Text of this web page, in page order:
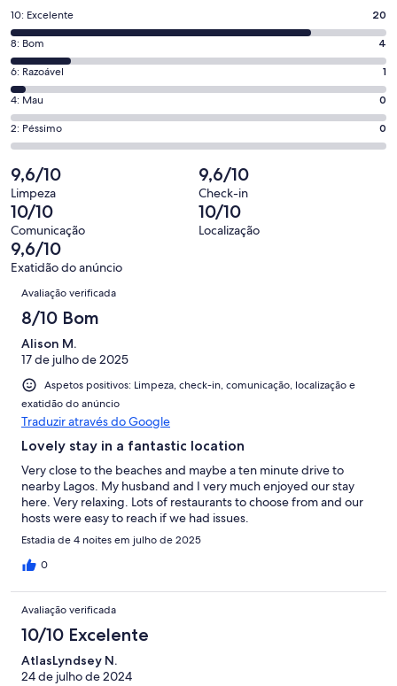
nova
janela
Pontuação
de
10,
o
que
significa
“Excelente”.
20
de
25
avaliações.
10: Excelente 20
Pontuação
de
8,
o
que
significa
4
de
25
avaliações.
8: Bom 4
Pontuação
de
6,
o
que
significa
“Razoável”.
1
de
25
avaliações.
6: Razoável 1
Pontuação
de
4,
que
significa
“Mau”.
0
de
25
avaliações.
4: Mau 0
Pontuação
de
2,
o
que
significa
“Péssimo”.
0
25
avaliações.
2: Péssimo 0
9,6/10
Limpeza
9,6/10
Check-in
10/10
Comunicação
10/10
Localização
9,6/10
Exatidão do anúncio
Avaliações
Avaliação verificada
8/10 Bom
Alison M.
17 de julho de 2025
Aspetos positivos: Limpeza, check-in, comunicação, localização e
exatidão do anúncio
Traduzir através do Google
Lovely stay in a fantastic location
Very close to the beaches and maybe a ten minute drive to
nearby Lagos. My husband and I very much enjoyed our stay
here. Very relaxing. Lots of restaurants to choose from and our
hosts were easy to reach if we had issues.
Estadia de 4 noites em julho de 2025
0
Avaliação verificada
10/10 Excelente
AtlasLyndsey N.
24 de julho de 2024